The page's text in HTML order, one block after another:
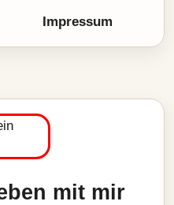
Impressum
mit mir